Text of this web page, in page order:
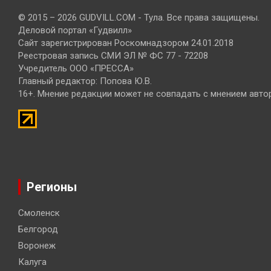
© 2015 – 2026 GUDVILL.COM - Тула. Все права защищены.
Деловой портал «Гудвилл»
Сайт зарегистрирован Роскомнадзором 24.01.2018
Реестровая запись СМИ ЭЛ № ФС 77 - 72208
Учредитель ООО «ПРЕССА»
Главный редактор: Попова Ю.В.
16+. Мнение редакции может не совпадать с мнением
Регионы
Смоленск
Белгород
Воронеж
Калуга